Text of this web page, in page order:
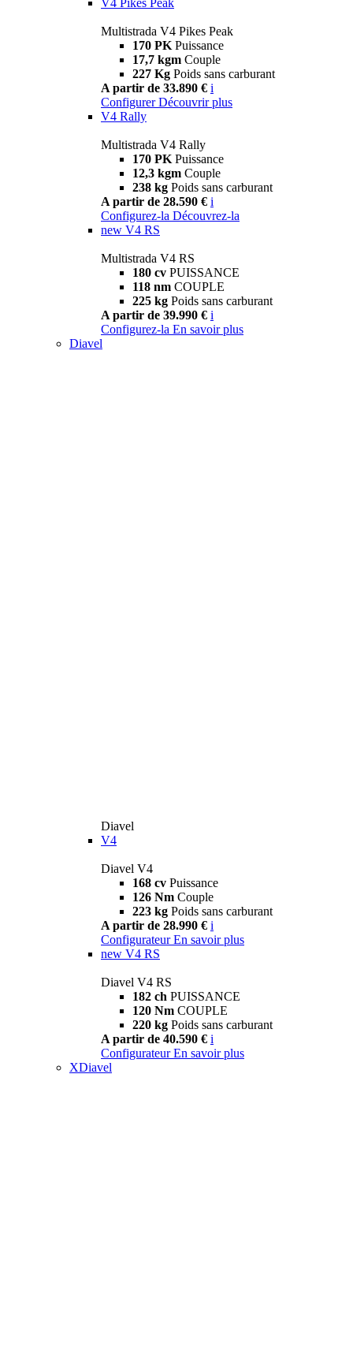
Multistrada V4 Pikes Peak
170 PK Puissance
17,7 kgm Couple
227 Kg Poids sans carburant
A partir de 33.890 € i
Configurer Découvrir plus
V4 Rally
Multistrada V4 Rally
170 PK Puissance
12,3 kgm Couple
238 kg Poids sans carburant
A partir de 28.590 € i
Configurez-la Découvrez-la
new V4 RS
Multistrada V4 RS
180 cv PUISSANCE
118 nm COUPLE
225 kg Poids sans carburant
A partir de 39.990 € i
Configurez-la En savoir plus
Diavel
Diavel
V4
Diavel V4
168 cv Puissance
126 Nm Couple
223 kg Poids sans carburant
A partir de 28.990 € i
Configurateur En savoir plus
new V4 RS
Diavel V4 RS
182 ch PUISSANCE
120 Nm COUPLE
220 kg Poids sans carburant
A partir de 40.590 € i
Configurateur En savoir plus
XDiavel